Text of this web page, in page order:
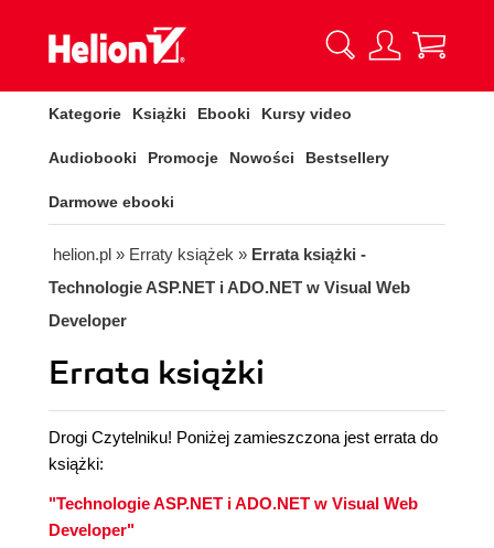
Kategorie Książki Ebooki Kursy video
Audiobooki Promocje Nowości Bestsellery
Darmowe ebooki
helion.pl » Erraty książek » Errata książki -
Technologie ASP.NET i ADO.NET w Visual Web
Developer
Errata książki
Drogi Czytelniku! Poniżej zamieszczona jest errata do
książki:
"Technologie ASP.NET i ADO.NET w Visual Web
Developer"